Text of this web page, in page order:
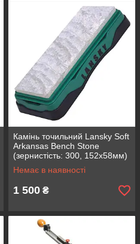
Камінь точильний Lansky Soft
Arkansas Bench Stone
(зернистість: 300, 152х58мм)
для ножів, зручний в
використанні
Немає в наявності
1 500 ₴